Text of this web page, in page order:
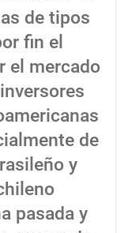
de tipos
fin el
el mercado
de
y
pasada y